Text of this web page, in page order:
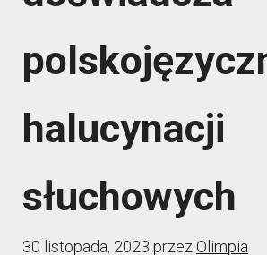
halucynacji
słuchowych
30 listopada, 2023 przezOlimpia